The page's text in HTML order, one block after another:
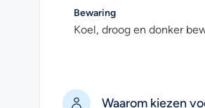
Bewaring
Koel, droog en donker
Waarom kiezen